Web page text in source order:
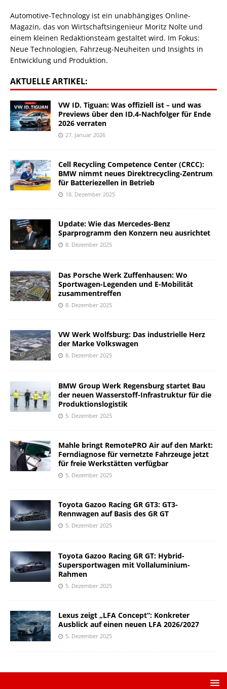
Automotive-Technology ist ein unabhängiges Online-
Magazin, das von Wirtschaftsingenieur Moritz Nolte und
einem kleinen Redaktionsteam gestaltet wird. Im Fokus:
Neue Technologien, Fahrzeug-Neuheiten und Insights in
Entwicklung und Produktion.
AKTUELLE ARTIKEL:
VW ID. Tiguan: Was offiziell ist – und was
Previews über den ID.4-Nachfolger für Ende
2026 verraten
27. Januar 2026
Cell Recycling Competence Center (CRCC):
BMW nimmt neues Direktrecycling-Zentrum
für Batteriezellen in Betrieb
18. Dezember 2025
Update: Wie das Mercedes-Benz
Sparprogramm den Konzern neu ausrichtet
8. Dezember 2025
Das Porsche Werk Zuffenhausen: Wo
Sportwagen-Legenden und E-Mobilität
zusammentreffen
8. Dezember 2025
VW Werk Wolfsburg: Das industrielle Herz
der Marke Volkswagen
8. Dezember 2025
BMW Group Werk Regensburg startet Bau
der neuen Wasserstoff-Infrastruktur für die
Produktionslogistik
5. Dezember 2025
Mahle bringt RemotePRO Air auf den Markt:
Ferndiagnose für vernetzte Fahrzeuge jetzt
für freie Werkstätten verfügbar
5. Dezember 2025
Toyota Gazoo Racing GR GT3: GT3-
Rennwagen auf Basis des GR GT
5. Dezember 2025
Toyota Gazoo Racing GR GT: Hybrid-
Supersportwagen mit Vollaluminium-
Rahmen
5. Dezember 2025
Lexus zeigt „LFA Concept“: Konkreter
Ausblick auf einen neuen LFA 2026/2027
5. Dezember 2025